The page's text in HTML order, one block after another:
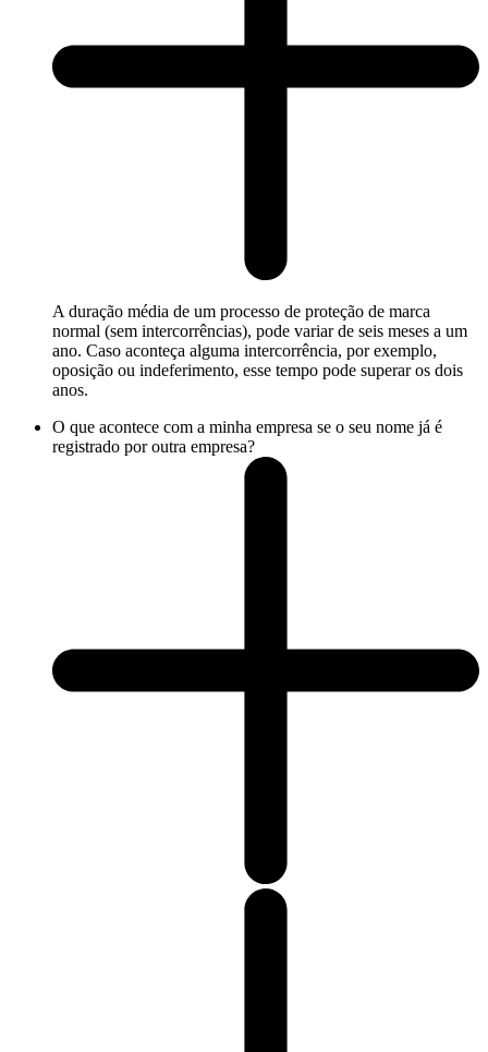
A duração média de um processo de proteção de marca
normal (sem intercorrências), pode variar de seis meses a um
ano. Caso aconteça alguma intercorrência, por exemplo,
oposição ou indeferimento, esse tempo pode superar os dois
anos.
O que acontece com a minha empresa se o seu nome já é
registrado por outra empresa?